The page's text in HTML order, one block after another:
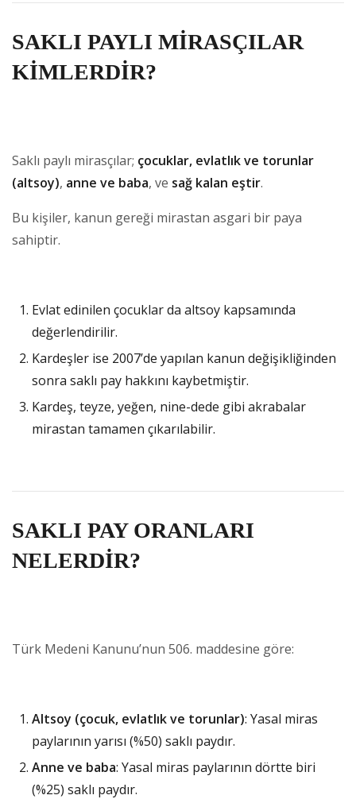
SAKLI PAYLI MİRASÇILAR
KİMLERDİR?
Saklı paylı mirasçılar; çocuklar, evlatlık ve torunlar
(altsoy), anne ve baba, ve sağ kalan eştir.
Bu kişiler, kanun gereği mirastan asgari bir paya
sahiptir.
Evlat edinilen çocuklar da altsoy kapsamında
değerlendirilir.
Kardeşler ise 2007’de yapılan kanun değişikliğinden
sonra saklı pay hakkını kaybetmiştir.
Kardeş, teyze, yeğen, nine-dede gibi akrabalar
mirastan tamamen çıkarılabilir.
SAKLI PAY ORANLARI
NELERDİR?
Türk Medeni Kanunu’nun 506. maddesine göre:
Altsoy (çocuk, evlatlık ve torunlar): Yasal miras
paylarının yarısı (%50) saklı paydır.
Anne ve baba: Yasal miras paylarının dörtte biri
(%25) saklı paydır.